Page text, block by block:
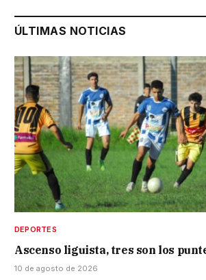
ÚLTIMAS NOTICIAS
DEPORTES
Ascenso liguista, tres son los
10 de agosto de 2026